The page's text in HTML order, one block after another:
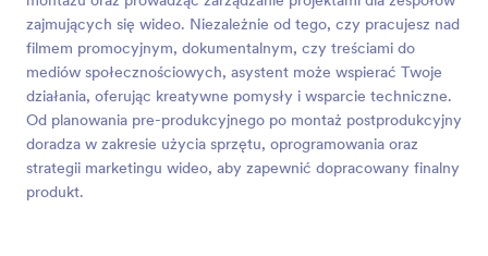
zajmujących się wideo. Niezależnie od tego, czy pracujesz nad
filmem promocyjnym, dokumentalnym, czy treściami do
mediów społecznościowych, asystent może wspierać Twoje
działania, oferując kreatywne pomysły i wsparcie techniczne.
Od planowania pre-produkcyjnego po montaż postprodukcyjny
doradza w zakresie użycia sprzętu, oprogramowania oraz
strategii marketingu wideo, aby zapewnić dopracowany finalny
produkt.